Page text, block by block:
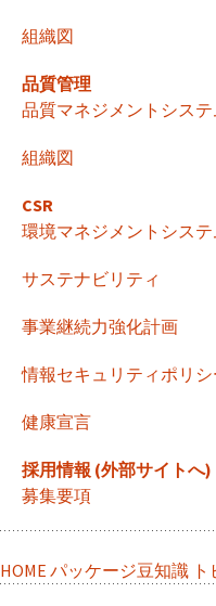
ー
シ
ョ
ン
組織図
品質管理
品質マネジメントシステ
組織図
CSR
環境マネジメントシステ
サステナビリティ
事業継続力強化計画
情報セキュリティポリシ
健康宣言
採用情報 (外部サイトへ)
募集要項
HOME パッケージ豆知識